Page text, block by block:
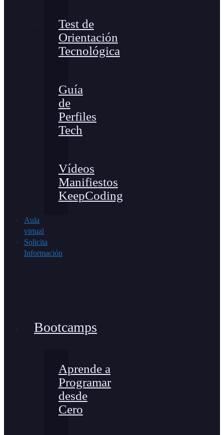
Test de
Orientación
Tecnológica
Guía
de
Perfiles
Tech
Vídeos
Manifiestos
KeepCoding
Aula
virtual
Solicita
Información
Bootcamps
Aprende a
Programar
desde
Cero